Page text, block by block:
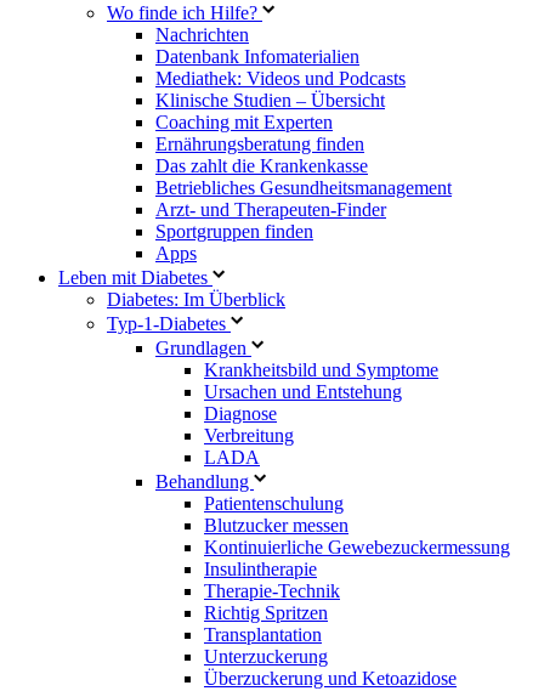
Wo finde ich Hilfe?
Nachrichten
Datenbank Infomaterialien
Mediathek: Videos und Podcasts
Klinische Studien – Übersicht
Coaching mit Experten
Ernährungsberatung finden
Das zahlt die Krankenkasse
Betriebliches Gesundheitsmanagement
Arzt- und Therapeuten-Finder
Sportgruppen finden
Apps
Leben mit Diabetes
Diabetes: Im Überblick
Typ-1-Diabetes
Grundlagen
Krankheitsbild und Symptome
Ursachen und Entstehung
Diagnose
Verbreitung
LADA
Behandlung
Patientenschulung
Blutzucker messen
Kontinuierliche Gewebezuckermessung
Insulintherapie
Therapie-Technik
Richtig Spritzen
Transplantation
Unterzuckerung
Überzuckerung und Ketoazidose